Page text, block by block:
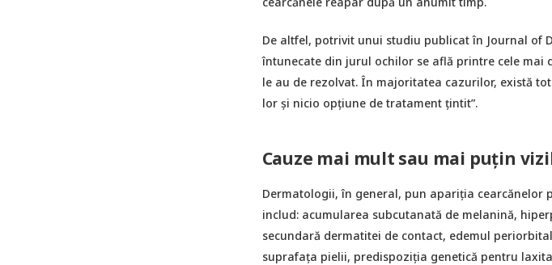
De altfel, potrivit unui studiu publicat în Journal of
întunecate din jurul ochilor se află printre cele mai
le au de rezolvat. În majoritatea cazurilor, există
lor și nicio opțiune de tratament țintit”.
Cauze mai mult sau mai puțin
Dermatologii, în general, pun apariția cearcănelor
includ: acumularea subcutanată de melanină,
secundară dermatitei de contact, edemul
suprafața pielii, predispoziția genetică pentru